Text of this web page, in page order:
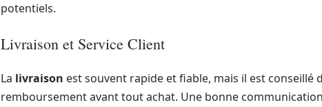
potentiels.
Livraison et Service Client
La livraison est souvent rapide et fiable, mais il est
remboursement avant tout achat. Une bonne